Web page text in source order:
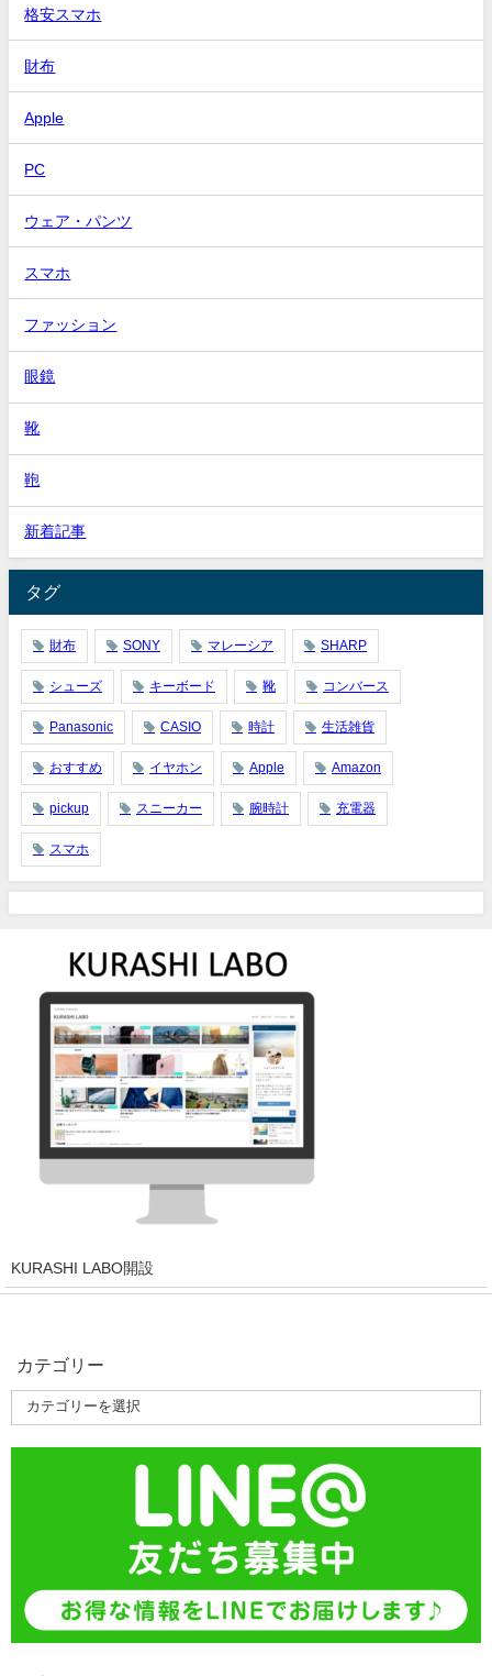
格安スマホ
財布
Apple
PC
ウェア・パンツ
スマホ
ファッション
眼鏡
靴
鞄
新着記事
タグ
財布 SONY マレーシア SHARP
シューズ キーボード 靴 コンバース
Panasonic CASIO 時計 生活雑貨
おすすめ イヤホン Apple Amazon
pickup スニーカー 腕時計 充電器
スマホ
KURASHI LABO開設
カテゴリー